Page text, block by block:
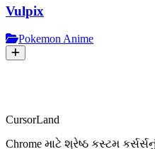
Vulpix
Pokemon Anime
CursorLand
Chrome માટે શ્રેષ્ઠ કસ્ટમ